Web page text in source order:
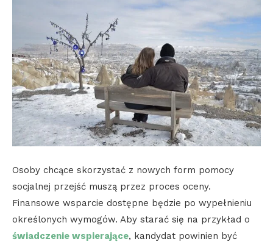
Osoby chcące skorzystać z nowych form pomocy
socjalnej przejść muszą przez proces oceny.
Finansowe wsparcie dostępne będzie po wypełnieniu
określonych wymogów. Aby starać się na przykład o
świadczenie wspierające, kandydat powinien być